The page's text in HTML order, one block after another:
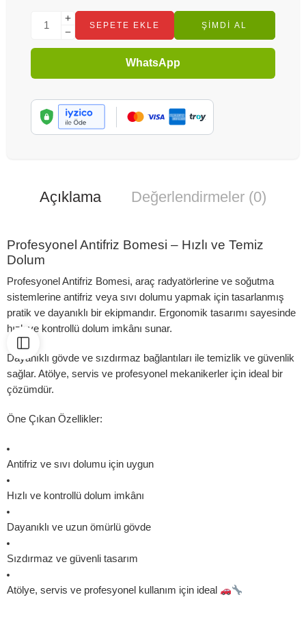
SEPETE EKLE ŞIMDI AL
WhatsApp
Açıklama Değerlendirmeler (0)
Profesyonel Antifriz Bomesi – Hızlı ve Temiz
Dolum
Profesyonel Antifriz Bomesi, araç radyatörlerine ve soğutma
sistemlerine antifriz veya sıvı dolumu yapmak için tasarlanmış
pratik ve dayanıklı bir ekipmandır. Ergonomik tasarımı sayesinde
hızlı ve kontrollü dolum imkânı sunar.
Dayanıklı gövde ve sızdırmaz bağlantıları ile temizlik ve güvenlik
sağlar. Atölye, servis ve profesyonel mekanikerler için ideal bir
çözümdür.
Öne Çıkan Özellikler:
Antifriz ve sıvı dolumu için uygun
Hızlı ve kontrollü dolum imkânı
Dayanıklı ve uzun ömürlü gövde
Sızdırmaz ve güvenli tasarım
Atölye, servis ve profesyonel kullanım için ideal